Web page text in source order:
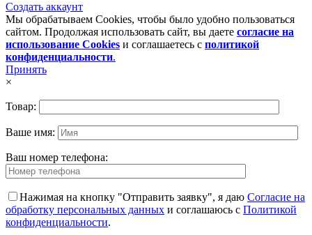
Создать аккаунт
Мы обрабатываем Cookies, чтобы было удобно пользоваться
сайтом. Продолжая использовать сайт, вы даете согласие на
использование Cookies и соглашаетесь с политикой
конфиденциальности.
Принять
×
Товар:
Ваше имя:
Ваш номер телефона:
Нажимая на кнопку "Отправить заявку", я даю Согласие на
обработку персональных данных и соглашаюсь с Политикой
конфиденциальности.